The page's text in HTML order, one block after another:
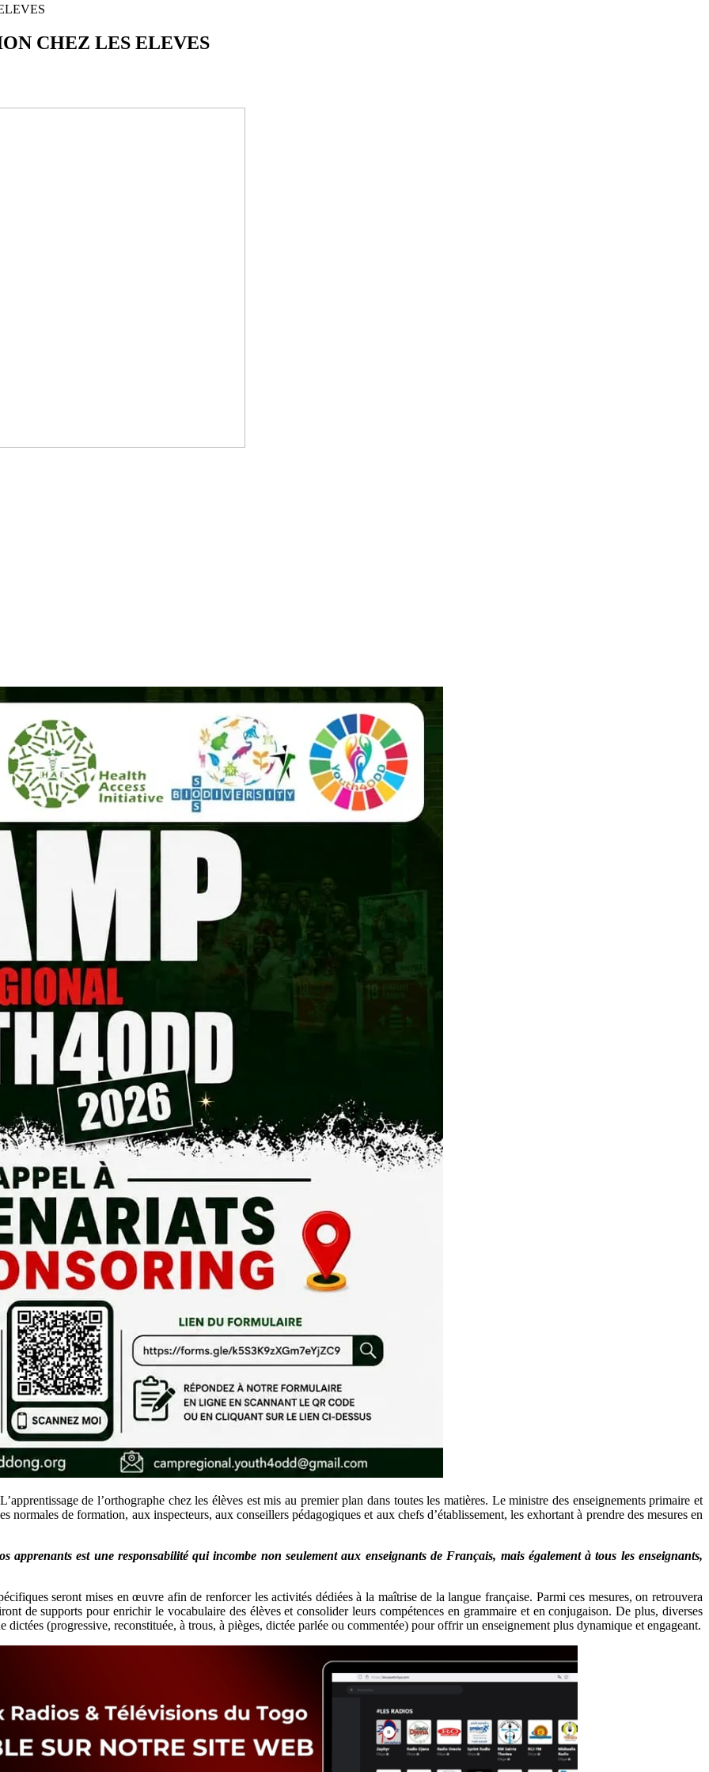
CHEZ LES ELEVES
de l’orthographe chez les élèves est mis au premier plan dans toutes les matières. Le ministre des enseignements primaire et
normales de formation, aux inspecteurs, aux conseillers pédagogiques et aux chefs d’établissement, les exhortant à prendre des mesures en
apprenants est une responsabilité qui incombe non seulement aux enseignants de Français, mais également à tous les enseignants,
seront mises en œuvre afin de renforcer les activités dédiées à la maîtrise de la langue française. Parmi ces mesures, on retrouvera
de supports pour enrichir le vocabulaire des élèves et consolider leurs compétences en grammaire et en conjugaison. De plus, diverses
dictées (progressive, reconstituée, à trous, à pièges, dictée parlée ou commentée) pour offrir un enseignement plus dynamique et engageant.